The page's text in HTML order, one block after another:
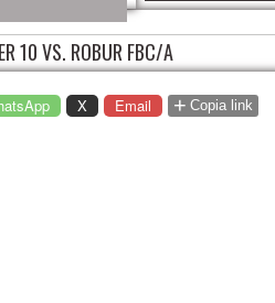
10 VS. ROBUR FBC/A
X Email + Copia link